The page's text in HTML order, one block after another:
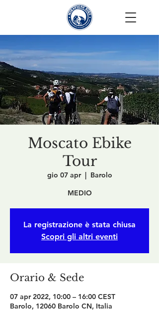
Moscato Ebike
Tour
gio 07 apr
  |
Barolo
MEDIO
La registrazione è stata chiusa
Scopri gli altri eventi
Orario & Sede
07 apr 2022, 10:00 – 16:00 CEST
Barolo, 12060 Barolo CN, Italia